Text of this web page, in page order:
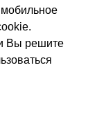
Вы решите